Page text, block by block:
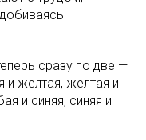
сразу по две —
и желтая, желтая и
и синяя, синяя и